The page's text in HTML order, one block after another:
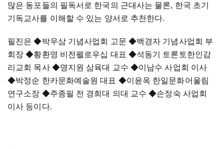
많은 동포들의 필독서로 한국의 근대사는 물론, 한국 초기
기독교사를 이해할 수 있는 양서로 추천한다.
필진은◆박우삼 기념사업회 고문 ◆백경자 기념사업회 부
회장◆황환영 비전펠로우십 대표 ◆석동기 토론토한인감
리교회 목사 ◆명지원 삼육대 교수 ◆이남수 사업회 이사
◆박정순 한카문화예술원 대표 ◆이윤옥 한일문화어울림
연구소장 ◆주종필 전 경희대 의대 교수◆손정숙 사업회
이사 등이다.